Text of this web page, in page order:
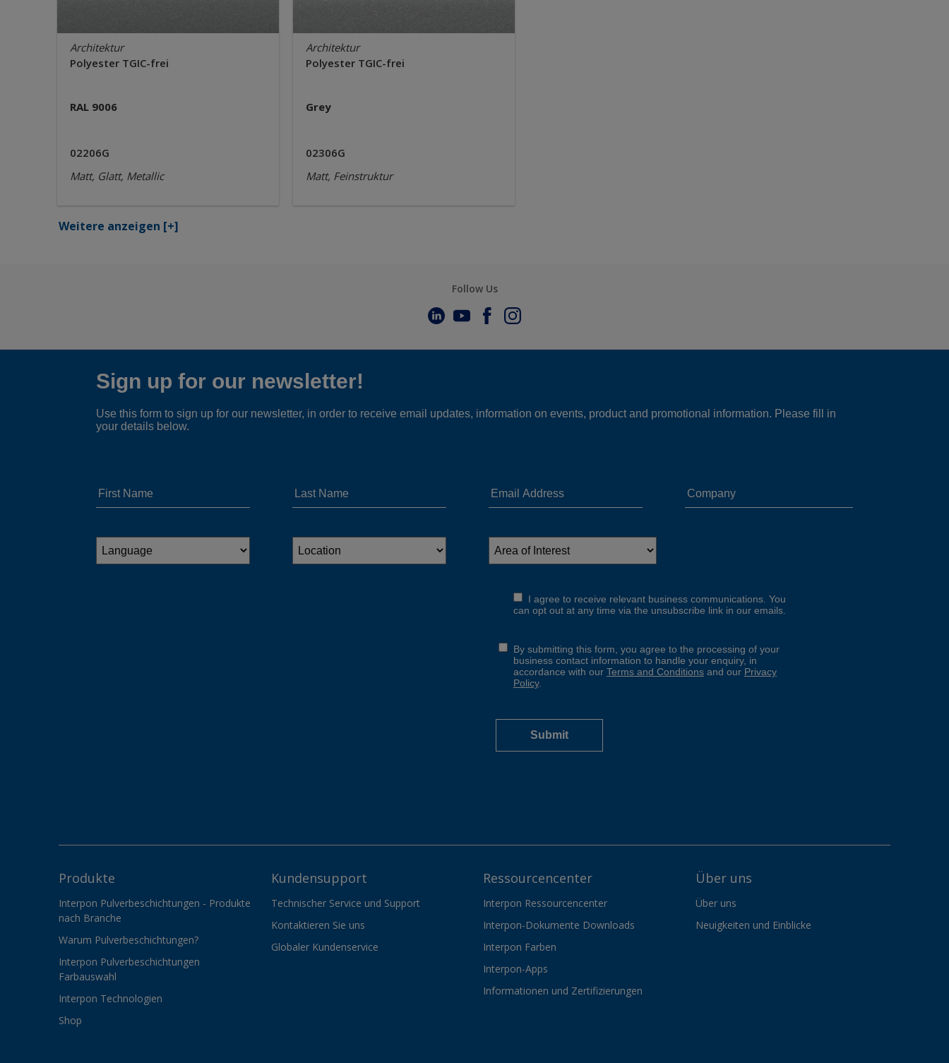
Architektur
Polyester TGIC-frei
RAL 9006
02206G
Matt, Glatt, Metallic
Architektur
Polyester TGIC-frei
Grey
02306G
Matt, Feinstruktur
Weitere anzeigen [+]
Follow Us
Produkte
Interpon Pulverbeschichtungen - Produkte
nach Branche
Warum Pulverbeschichtungen?
Interpon Pulverbeschichtungen
Farbauswahl
Interpon Technologien
Shop
Kundensupport
Technischer Service und Support
Kontaktieren Sie uns
Globaler Kundenservice
Ressourcencenter
Interpon Ressourcencenter
Interpon-Dokumente Downloads
Interpon Farben
Interpon-Apps
Informationen und Zertifizierungen
Über uns
Über uns
Neuigkeiten und Einblicke